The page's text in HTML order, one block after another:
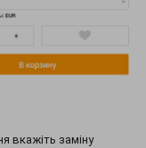
вкажіть заміну